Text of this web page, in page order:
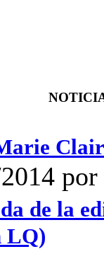
de la
LQ)